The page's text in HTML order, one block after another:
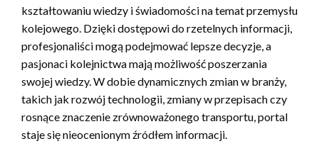
kształtowaniu wiedzy i świadomości na temat przemysłu
kolejowego. Dzięki dostępowi do rzetelnych informacji,
profesjonaliści mogą podejmować lepsze decyzje, a
pasjonaci kolejnictwa mają możliwość poszerzania
swojej wiedzy. W dobie dynamicznych zmian w branży,
takich jak rozwój technologii, zmiany w przepisach czy
rosnące znaczenie zrównoważonego transportu, portal
staje się nieocenionym źródłem informacji.